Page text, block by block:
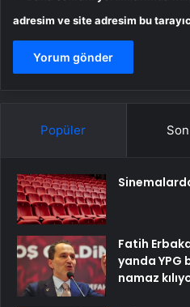
adresim ve site adresim bu
Popüler Son
Fatih
yanda YPG
namaz